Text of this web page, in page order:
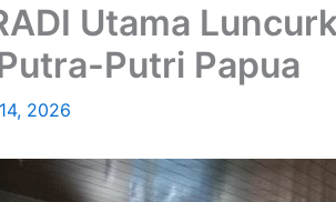
Utama
Putri Papua
2026